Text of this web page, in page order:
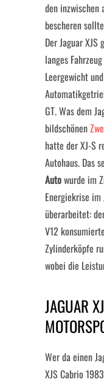
den inzwischen
bescheren
Der Jaguar
langes
Leergewicht
GT. Was dem
bildschönen
hatte der XJ-S
Autohaus. Das
Autowurde im
Energiekrise
überarbeitet:
V12
Zylinderköpfe
wobei die
JAGUAR
Wer da einen
XJS Cabrio